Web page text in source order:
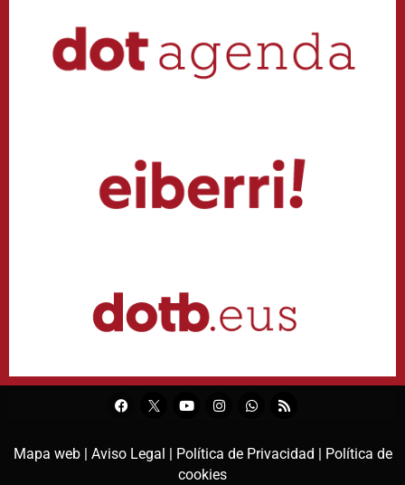
Mapa web | Aviso Legal | Política de Privacidad |
Política de
cookies